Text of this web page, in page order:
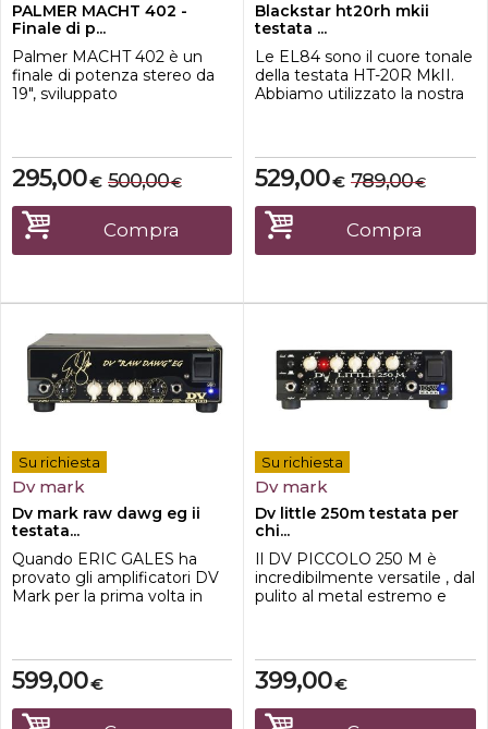
PALMER MACHT 402 -
Finale di p...
Palmer MACHT 402 è un
finale di potenza stereo da
19", sviluppato
canale, di 400 Watt in
modalità ponticello e
funziona praticamente con
qualsiasi cassa per chitarra.
Dotato di circuiti in classe D,
di un alimenta...
€
295,00 €
500,00
Compra
Blackstar ht20rh mkii
testata ...
Le EL84 sono il cuore tonale
della testata HT-20R MkII.
Abbiamo utilizzato la nostra
combinare la risposta e il
carattere di questa classica
valvola britannica con un
preamplificatore
accuratamente sonoro per
creare toni valvola...
€
529,00 €
789,00
Compra
Su richiesta
Dv mark
Dv mark raw dawg eg ii
testata...
Quando ERIC GALES ha
provato gli amplificatori DV
Mark per la prima volta in
ha creato una testata a
singolo canale scintillante e
potente con un grande
€
599,00
Su richiesta
Dv mark
Dv little 250m testata per
chi...
Il DV PICCOLO 250 M è
incredibilmente versatile , dal
pulito al metal estremo e
quantità di guadagno per
METAL e HARD ROCK .
€
399,00